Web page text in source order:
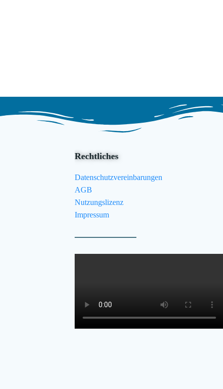
Rechtliches
Datenschutzvereinbarungen
AGB
Nutzungslizenz
Impressum